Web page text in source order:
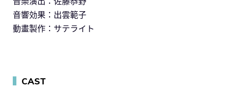
音響効果：出雲範子
動畫製作：サテライト
CAST